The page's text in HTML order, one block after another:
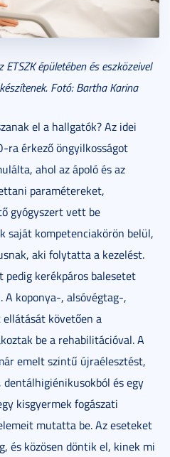
épületében és eszközeivel
Fotó: Bartha Karina
el a hallgatók? Az idei
ra érkező öngyilkosságot
ahol az ápoló és az
paramétereket,
gyógyszert vett be
saját kompetenciakörön belül,
aki folytatta a kezelést.
pedig kerékpáros balesetet
A koponya-, alsóvégtag-,
követően a
be a rehabilitációval. A
emelt szintű újraélesztést,
és egy
kisgyermek fogászati
mutatta be. Az eseteket
és közösen döntik el, kinek mi